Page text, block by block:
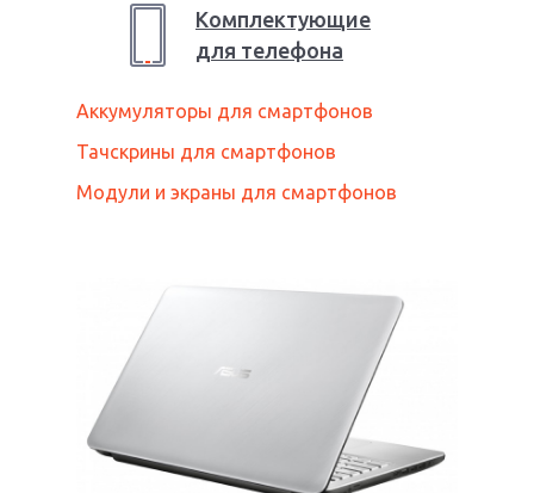
Комплектующие
для телефона
Аккумуляторы для смартфонов
Тачскрины для смартфонов
Модули и экраны для смартфонов